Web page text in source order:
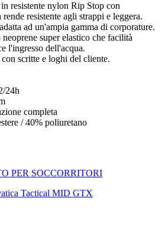
resistente nylon Rip Stop con
resistente agli strappi e leggera.
ad un'ampia gamma di corporature.
super elastico che facilità
l'ingresso dell'acqua.
con scritte e loghi del cliente.
24h
completa
/ 40% poliuretano
PER SOCCORRITORI
Tactical MID GTX